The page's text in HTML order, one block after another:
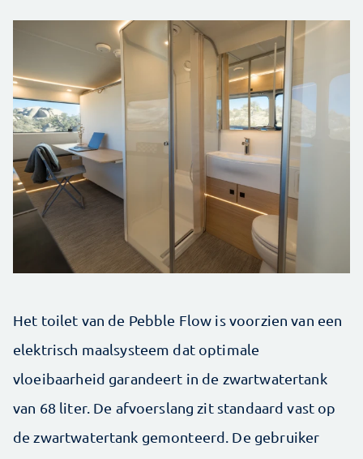
Het toilet van de Pebble Flow is voorzien van een
elektrisch maalsysteem dat optimale
vloeibaarheid garandeert in de zwartwatertank
van 68 liter. De afvoerslang zit standaard vast op
de zwartwatertank gemonteerd. De gebruiker